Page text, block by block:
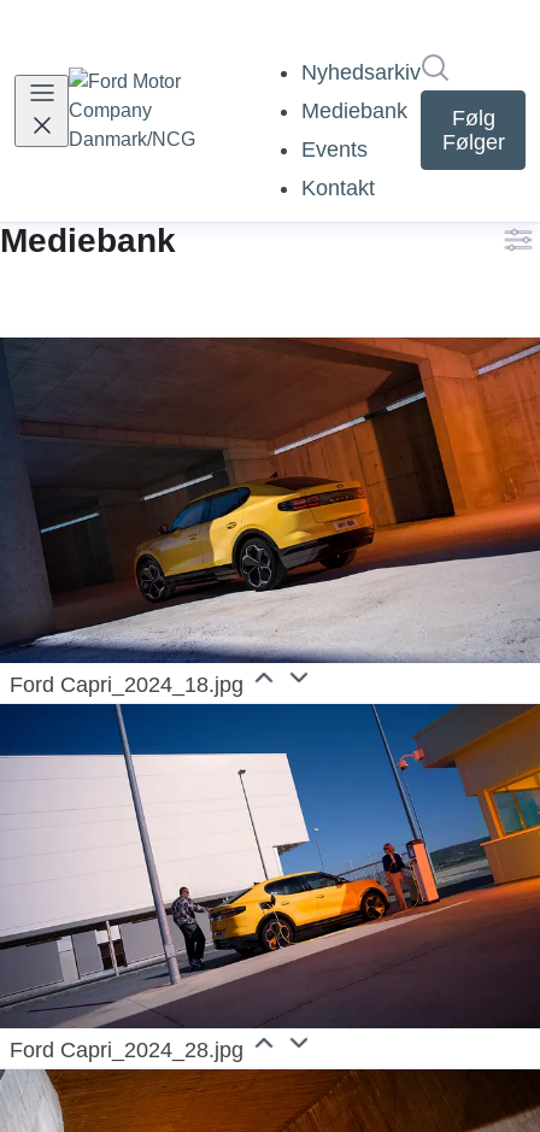
Nyhedsarkiv
Mediebank
Events
Kontakt
Følg
Følger
Mediebank
Ford Capri_2024_18.jpg
Ford Capri_2024_28.jpg